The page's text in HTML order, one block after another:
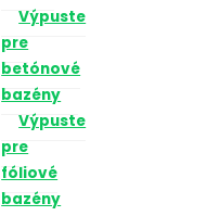
Výpuste
pre
betónové
bazény
Výpuste
pre
fóliové
bazény